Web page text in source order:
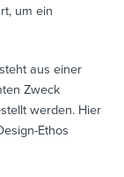
um ein
aus einer
Zweck
werden. Hier
Ethos